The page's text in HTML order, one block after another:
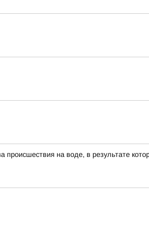
на воде, в результате